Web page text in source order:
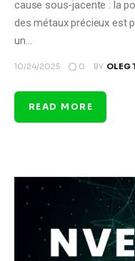
cause sous-jacente : la
des métaux précieux est
un…
10/24/2025 0 BY OLEG
READ MORE